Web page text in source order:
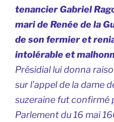
tenancier Gabriel
mari de Renée de la
de son fermier et
intolérable et
Présidial lui donna
sur l’appel de la dame
suzeraine fut confirmé
Parlement du 16 mai